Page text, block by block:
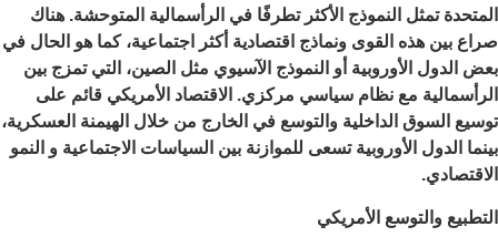
المتحدة تمثل النموذج الأكثر تطرفًا في الرأسمالية المتوحشة. هناك
صراع بين هذه القوى ونماذج اقتصادية أكثر اجتماعية، كما هو الحال في
بعض الدول الأوروبية أو النموذج الآسيوي مثل الصين، التي تمزج بين
الرأسمالية مع نظام سياسي مركزي. الاقتصاد الأمريكي قائم على
توسيع السوق الداخلية والتوسع في الخارج من خلال الهيمنة العسكرية،
بينما الدول الأوروبية تسعى للموازنة بين السياسات الاجتماعية و النمو
الاقتصادي.
التطبيع والتوسع الأمريكي